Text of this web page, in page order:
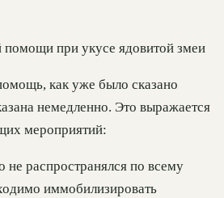
помощи при укусе ядовитой змеи
как уже было сказано
немедленно. Это выражается
мероприятий:
не распространялся по всему
иммобилизировать